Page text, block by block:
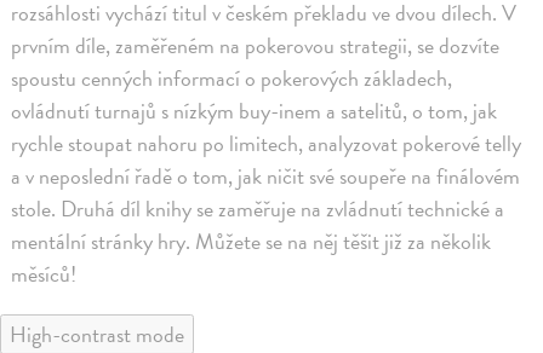
rozsáhlosti vychází titul v českém překladu ve dvou dílech. V
prvním díle, zaměřeném na pokerovou strategii, se dozvíte
spoustu cenných informací o pokerových základech,
ovládnutí turnajů s nízkým buy-inem a satelitů, o tom, jak
rychle stoupat nahoru po limitech, analyzovat pokerové telly
a v neposlední řadě o tom, jak ničit své soupeře na finálovém
stole. Druhá díl knihy se zaměřuje na zvládnutí technické a
mentální stránky hry. Můžete se na něj těšit již za několik
měsíců!
High-contrast mode